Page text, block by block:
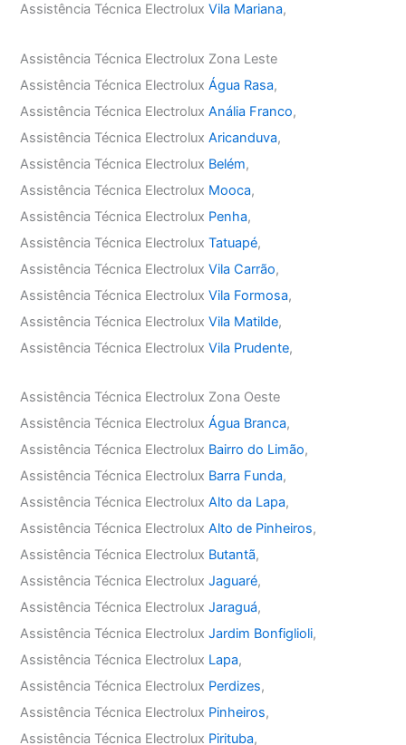
Assistência Técnica ElectroluxVila Mariana,
Assistência Técnica Electrolux Zona Leste
Assistência Técnica ElectroluxÁgua Rasa,
Assistência Técnica ElectroluxAnália Franco,
Assistência Técnica ElectroluxAricanduva,
Assistência Técnica Electrolux Belém,
Assistência Técnica Electrolux Mooca,
Assistência Técnica Electrolux Penha,
Assistência Técnica ElectroluxTatuapé,
Assistência Técnica ElectroluxVila Carrão,
Assistência Técnica ElectroluxVila Formosa,
Assistência Técnica ElectroluxVila Matilde,
Assistência Técnica ElectroluxVila Prudente,
Assistência Técnica Electrolux Zona Oeste
Assistência Técnica ElectroluxÁgua Branca,
Assistência Técnica Electrolux Bairro do Limão,
Assistência Técnica Electrolux Barra Funda,
Assistência Técnica ElectroluxAlto da Lapa,
Assistência Técnica ElectroluxAlto de Pinheiros,
Assistência Técnica Electrolux Butantã,
Assistência Técnica ElectroluxJaguaré,
Assistência Técnica ElectroluxJaraguá,
Assistência Técnica ElectroluxJardim Bonfiglioli,
Assistência Técnica Electrolux Lapa,
Assistência Técnica Electrolux Perdizes,
Assistência Técnica Electrolux Pinheiros,
Assistência Técnica Electrolux Pirituba,